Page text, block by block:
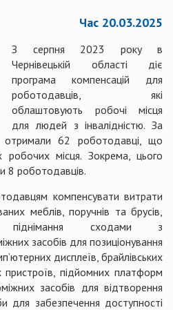
Час 20.03.2025
З серпня 2023 року в
Чернівецькій області діє
програма компенсацій для
роботодавців, які
облаштовують робочі місця
для людей з інвалідністю. За
отримали 62 роботодавці, що
робочих місця. Зокрема, цього
8 роботодавців.
компенсувати витрати
меблів, поручнів та брусів,
піднімання сходами з
засобів для позиціонування
дисплеїв, брайлівських
пристроїв, підйомних платформ
засобів для відтворення
для забезпечення доступності